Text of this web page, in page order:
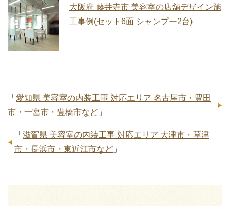
大阪府 藤井寺市 美容室の店舗デザイン施
工事例(セット6面 シャンプー2台)
「 愛知県 美容室の内装工事 対応エリア 名古屋市・豊田
市・一宮市・豊橋市など 」
「 滋賀県 美容室の内装工事 対応エリア 大津市・草津
市・長浜市・東近江市など 」